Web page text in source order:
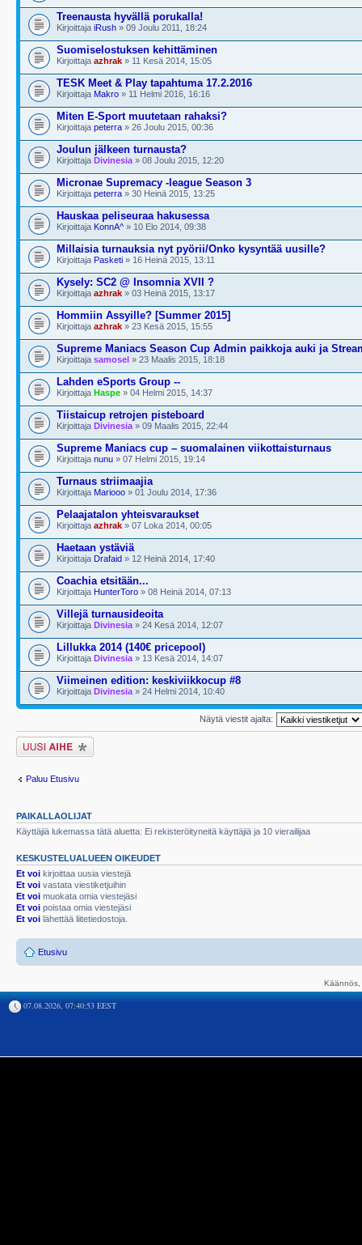
Treenausta hyvällä porukalla!
Kirjoittaja iRush » 09 Joulu 2011, 18:24
Suomiselostuksen kehittäminen
Kirjoittaja azhrak » 11 Kesä 2014, 15:05
TESK Meet & Play tapahtuma 17.2.2016
Kirjoittaja Makro » 11 Helmi 2016, 16:16
Miten E-Sport muutetaan rahaksi?
Kirjoittaja peterra » 26 Joulu 2015, 00:36
Joulun jälkeen turnausta?
Kirjoittaja Divinesia » 08 Joulu 2015, 12:20
Micronae Supremacy -league Season 3
Kirjoittaja peterra » 30 Heinä 2015, 13:25
Hauskaa peliseuraa hakusessa
Kirjoittaja KonnA^ » 10 Elo 2014, 09:38
Millaisia turnauksia nyt pyörii/Onko kysyntää uusille?
Kirjoittaja Pasketi » 16 Heinä 2015, 13:11
Kysely: SC2 @ Insomnia XVII ?
Kirjoittaja azhrak » 03 Heinä 2015, 13:17
Hommiin Assyille? [Summer 2015]
Kirjoittaja azhrak » 23 Kesä 2015, 15:55
Supreme Maniacs Season Cup Admin paikkoja auki ja
Kirjoittaja samosel » 23 Maalis 2015, 18:18
Lahden eSports Group --
Kirjoittaja Haspe » 04 Helmi 2015, 14:37
Tiistaicup retrojen pisteboard
Kirjoittaja Divinesia » 09 Maalis 2015, 22:44
Supreme Maniacs cup – suomalainen viikottaisturnaus
Kirjoittaja nunu » 07 Helmi 2015, 19:14
Turnaus striimaajia
Kirjoittaja Mariooo » 01 Joulu 2014, 17:36
Pelaajatalon yhteisvaraukset
Kirjoittaja azhrak » 07 Loka 2014, 00:05
Haetaan ystäviä
Kirjoittaja Drafaid » 12 Heinä 2014, 17:40
Coachia etsitään...
Kirjoittaja HunterToro » 08 Heinä 2014, 07:13
Villejä turnausideoita
Kirjoittaja Divinesia » 24 Kesä 2014, 12:07
Lillukka 2014 (140€ pricepool)
Kirjoittaja Divinesia » 13 Kesä 2014, 14:07
Viimeinen edition: keskiviikkocup #8
Kirjoittaja Divinesia » 24 Helmi 2014, 10:40
Näytä viestit ajalta:
Lähetä uusi viesti
Paluu Etusivu
PAIKALLAOLIJAT
Käyttäjiä lukemassa tätä aluetta: Ei rekisteröityneitä käyttäjiä ja 10 vierailijaa
KESKUSTELUALUEEN OIKEUDET
Et voi kirjoittaa uusia viestejä
Et voi vastata viestiketjuihin
Et voi muokata omia viestejäsi
Et voi poistaa omia viestejäsi
Et voi lähettää liitetiedostoja.
Etusivu
07.08.2026, 07:40:53 EEST